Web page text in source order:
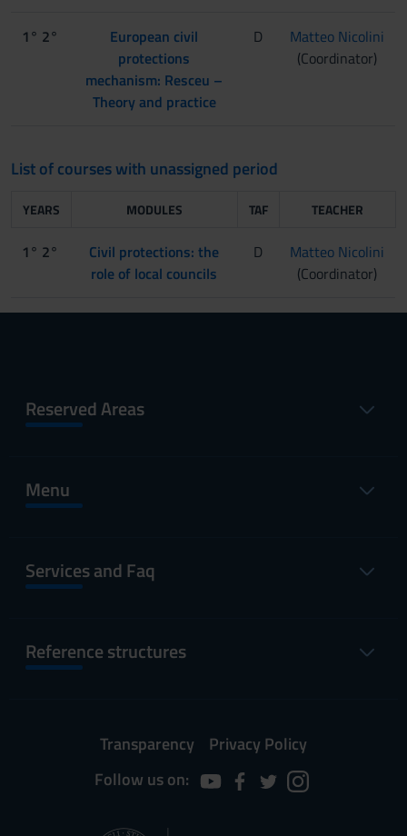
1° 2°
European civil
protections
mechanism: Resceu –
Theory and practice
D
Matteo Nicolini
(Coordinator)
List of courses with unassigned period
YEARS MODULES TAF TEACHER
1° 2°
Civil protections: the
role of local councils
D
Matteo Nicolini
(Coordinator)
Reserved Areas
Menu
Services and Faq
Reference structures
Transparency
Privacy Policy
Follow us on: